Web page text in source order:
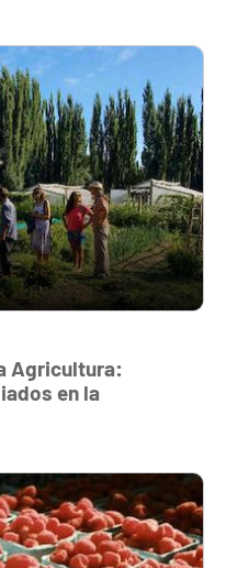
Agricultura:
en la